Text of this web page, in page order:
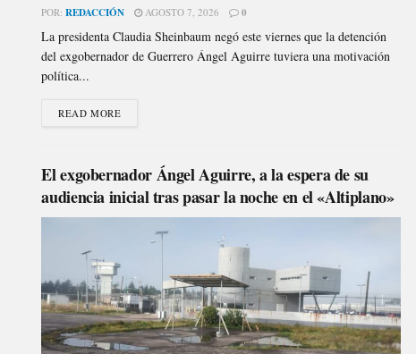
POR: REDACCIÓN AGOSTO 7, 2026 0
La presidenta Claudia Sheinbaum negó este viernes que la detención
del exgobernador de Guerrero Ángel Aguirre tuviera una motivación
política...
READ MORE
El exgobernador Ángel Aguirre, a la espera de su
audiencia inicial tras pasar la noche en el «Altiplano»